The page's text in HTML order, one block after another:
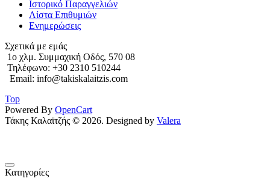
Ιστορικό Παραγγελιών
Λίστα Επιθυμιών
Ενημερώσεις
Σχετικά με εμάς
1o χλμ. Συμμαχική Οδός, 570 08
Τηλέφωνο: +30 2310 510244
Email: info@takiskalaitzis.com
Top
Powered By OpenCart
Τάκης Καλαϊτζής © 2026. Designed by Valera
Κατηγορίες